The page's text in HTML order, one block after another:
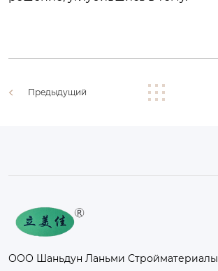
Предыдущий
ООО Шаньдун Ланьми Стройматериалы